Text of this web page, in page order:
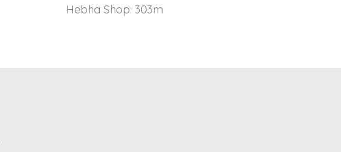
Hebha Shop: 303m